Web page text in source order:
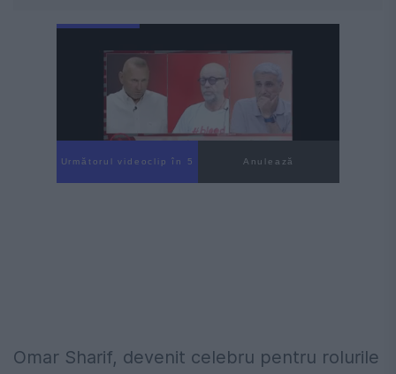
Următorul videoclip în 4 Anulează
Omar Sharif, devenit celebru pentru rolurile